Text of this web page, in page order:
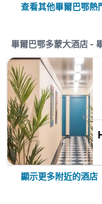
查看其他畢爾巴鄂熱
畢爾巴鄂多蒙大酒店 -
顯示更多附近的酒店